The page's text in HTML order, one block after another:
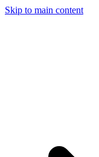
Skip to main content